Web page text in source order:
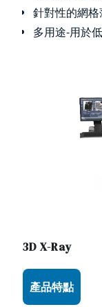
針對性的網
多用途-用於
3D X-Ray
Use the arrow
產品特點